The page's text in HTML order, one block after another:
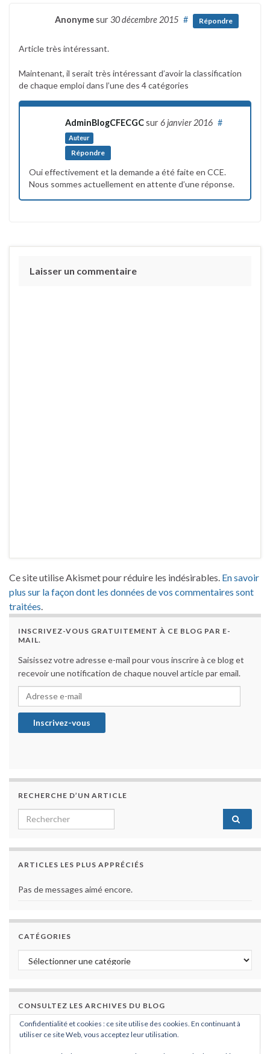
Anonymesur 30 décembre 2015 # Répondre
Article très intéressant.
Maintenant, il serait très intéressant d’avoir la classification
de chaque emploi dans l’une des 4 catégories
AdminBlogCFECGCsur 6 janvier 2016
Auteur
#
Répondre
Oui effectivement et la demande a été faite en CCE.
Nous sommes actuellement en attente d’une réponse.
Laisser un commentaire
Ce site utilise Akismet pour réduire les indésirables. En savoir
plus sur la façon dont les données de vos commentaires sont
traitées.
INSCRIVEZ-VOUS GRATUITEMENT À CE BLOG PAR E-
MAIL.
Saisissez votre adresse e-mail pour vous inscrire à ce blog et
recevoir une notification de chaque nouvel article par email.
Adresse e-mail
Inscrivez-vous
RECHERCHE D’UN ARTICLE
Search for:
ARTICLES LES PLUS APPRÉCIÉS
Pas de messages aimé encore.
CATÉGORIES
Catégories
CONSULTEZ LES ARCHIVES DU BLOG
Consultez les archives du blog
Confidentialité et cookies : ce site utilise des cookies. En continuant à
utiliser ce site Web, vous acceptez leur utilisation.